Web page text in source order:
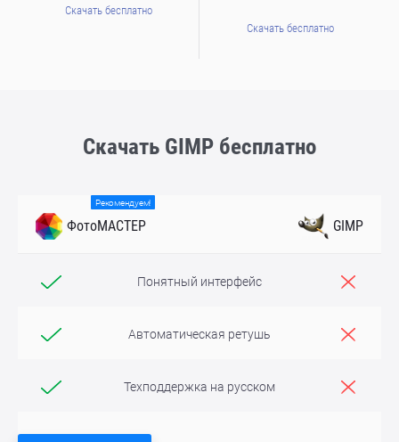
Скачать бесплатно
Скачать бесплатно
Скачать GIMP бесплатно
Рекомендуем!
ФотоМАСТЕР GIMP
Понятный интерфейс
Автоматическая ретушь
Техподдержка на русском